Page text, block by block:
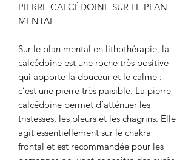
PIERRE CALCÉDOINE SUR LE PLAN
MENTAL
Sur le plan mental en lithothérapie, la
calcédoine est une roche très positive
qui apporte la douceur et le calme :
c’est une pierre très paisible. La pierre
calcédoine permet d’atténuer les
tristesses, les pleurs et les chagrins. Elle
agit essentiellement sur le chakra
frontal et est recommandée pour les